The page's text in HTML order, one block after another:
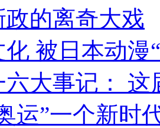
政的离奇大戏
被日本动漫
六大事记：
运”一个新时